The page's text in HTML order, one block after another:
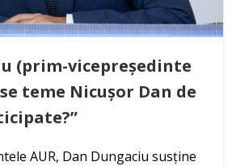
(prim-vicepreședinte
se teme Nicușor Dan de
AUR, Dan Dungaciu susține